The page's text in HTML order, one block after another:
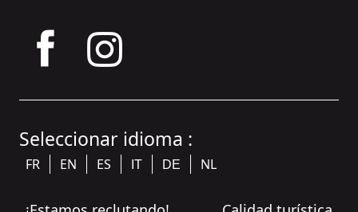
Seleccionar idioma :
FR EN ES IT DE NL